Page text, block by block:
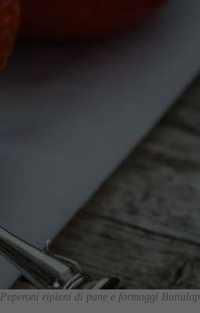
Peperoni ripieni di pane e formaggi